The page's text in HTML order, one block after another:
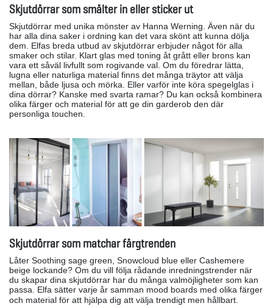
Skjutdörrar som smälter in eller sticker ut
Skjutdörrar med unika mönster av Hanna Werning. Även när du
har alla dina saker i ordning kan det vara skönt att kunna dölja
dem. Elfas breda utbud av skjutdörrar erbjuder något för alla
smaker och stilar. Klart glas med toning åt grått eller brons kan
vara ett såväl livfullt som rogivande val. Om du föredrar lätta,
lugna eller naturliga material finns det många träytor att välja
mellan, både ljusa och mörka. Eller varför inte köra spegelglas i
dina dörrar? Kanske med svarta ramar? Du kan också kombinera
olika färger och material för att ge din garderob den där
personliga touchen.
Skjutdörrar som matchar färgtrenden
Låter Soothing sage green, Snowcloud blue eller Cashemere
beige lockande? Om du vill följa rådande inredningstrender när
du skapar dina skjutdörrar har du många valmöjligheter som kan
passa. Elfa sätter varje år samman mood boards med olika färger
och material för att hjälpa dig att välja trendigt men hållbart.